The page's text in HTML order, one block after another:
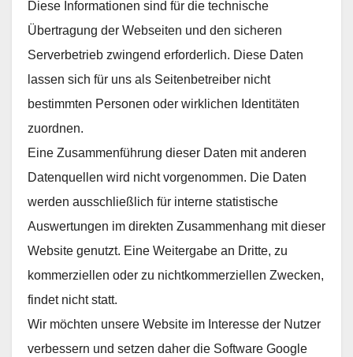
Diese Informationen sind für die technische
Übertragung der Webseiten und den sicheren
Serverbetrieb zwingend erforderlich. Diese Daten
lassen sich für uns als Seitenbetreiber nicht
bestimmten Personen oder wirklichen Identitäten
zuordnen.
Eine Zusammenführung dieser Daten mit anderen
Datenquellen wird nicht vorgenommen. Die Daten
werden ausschließlich für interne statistische
Auswertungen im direkten Zusammenhang mit dieser
Website genutzt. Eine Weitergabe an Dritte, zu
kommerziellen oder zu nichtkommerziellen Zwecken,
findet nicht statt.
Wir möchten unsere Website im Interesse der Nutzer
verbessern und setzen daher die Software Google